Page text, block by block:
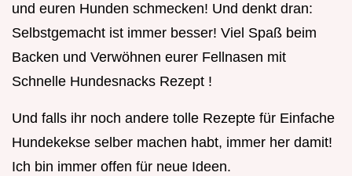
und euren Hunden schmecken! Und denkt dran:
Selbstgemacht ist immer besser! Viel Spaß beim
Backen und Verwöhnen eurer Fellnasen mit
Schnelle Hundesnacks Rezept !
Und falls ihr noch andere tolle Rezepte für Einfache
Hundekekse selber machen habt, immer her damit!
Ich bin immer offen für neue Ideen.